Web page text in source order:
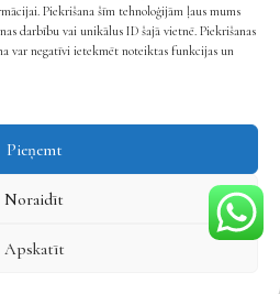
Piekrišana šīm tehnoloģijām ļaus mums
darbību vai unikālus ID šajā vietnē. Piekrišanas
var negatīvi ietekmēt noteiktas funkcijas un
Pieņemt
Noraidīt
Apskatīt